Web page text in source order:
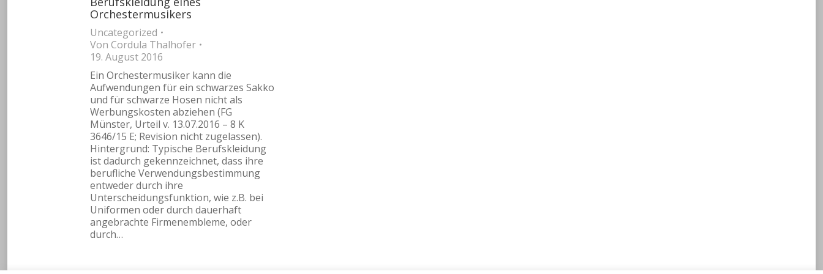
Orchestermusikers
Uncategorized
Von Cordula Thalhofer
19. August 2016
Ein Orchestermusiker kann die
Aufwendungen für ein schwarzes Sakko
und für schwarze Hosen nicht als
Werbungskosten abziehen (FG
Münster, Urteil v. 13.07.2016 – 8 K
3646/15 E; Revision nicht zugelassen).
Hintergrund: Typische Berufskleidung
ist dadurch gekennzeichnet, dass ihre
berufliche Verwendungsbestimmung
entweder durch ihre
Unterscheidungsfunktion, wie z.B. bei
Uniformen oder durch dauerhaft
angebrachte Firmenembleme, oder
durch…